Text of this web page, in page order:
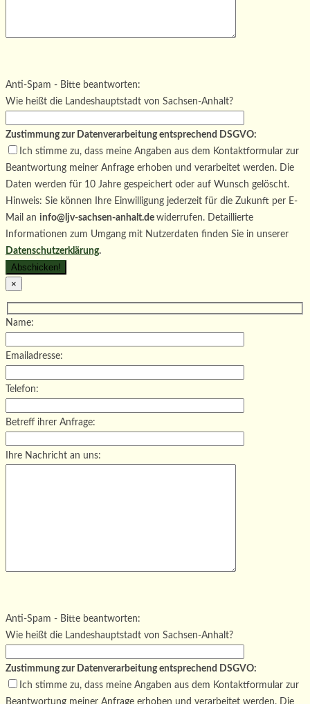
Bitte lasse dieses Feld leer.
Anti-Spam - Bitte beantworten:
Wie heißt die Landeshauptstadt von Sachsen-Anhalt?
Zustimmung zur Datenverarbeitung entsprechend DSGVO:
Ich stimme zu, dass meine Angaben aus dem Kontaktformular zur
Beantwortung meiner Anfrage erhoben und verarbeitet werden. Die
Daten werden für 10 Jahre gespeichert oder auf Wunsch gelöscht.
Hinweis: Sie können Ihre Einwilligung jederzeit für die Zukunft per E-
Mail an info@ljv-sachsen-anhalt.de widerrufen. Detaillierte
Informationen zum Umgang mit Nutzerdaten finden Sie in unserer
Datenschutzerklärung.
×
Name:
Emailadresse:
Telefon:
Betreff ihrer Anfrage:
Ihre Nachricht an uns:
Bitte lasse dieses Feld leer.
Anti-Spam - Bitte beantworten:
Wie heißt die Landeshauptstadt von Sachsen-Anhalt?
Zustimmung zur Datenverarbeitung entsprechend DSGVO:
Ich stimme zu, dass meine Angaben aus dem Kontaktformular zur
Beantwortung meiner Anfrage erhoben und verarbeitet werden. Die